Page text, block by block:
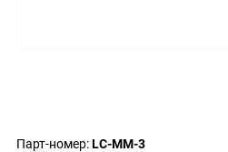
Парт-номер:LC-MM-3